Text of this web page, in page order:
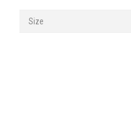
Size